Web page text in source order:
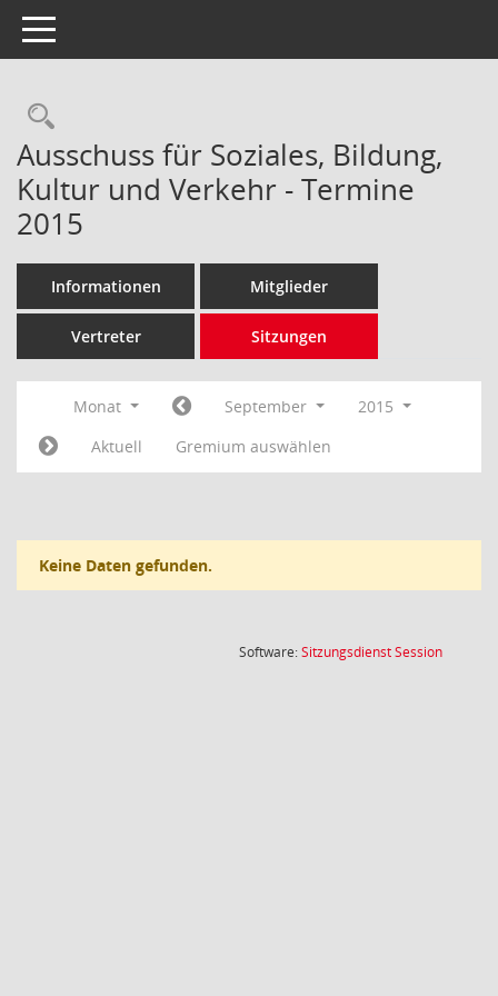
Toggle navigation
Rechercheauswahl
Ausschuss für Soziales, Bildung,
Kultur und Verkehr - Termine
2015
Informationen Mitglieder
Vertreter Sitzungen
Monat September
2015
Aktuell
Gremium auswählen
Keine Daten gefunden.
Software:SitzungsdienstSession(Wird in